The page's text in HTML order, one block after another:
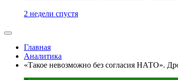
2 недели спустя
Главная
Аналитика
«Такое невозможно без согласия НАТО».